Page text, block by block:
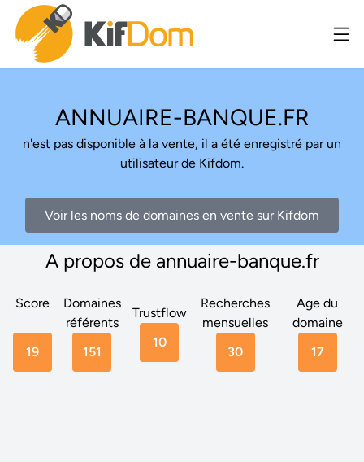
ANNUAIRE-BANQUE.FR
n'est pas disponible à la vente, il a été enregistré par un
utilisateur de Kifdom.
Voir les noms de domaines en vente sur Kifdom
A propos de annuaire-banque.fr
Score
19
Domaines
référents
151
Trustflow
10
Recherches
mensuelles
30
Age du
domaine
17